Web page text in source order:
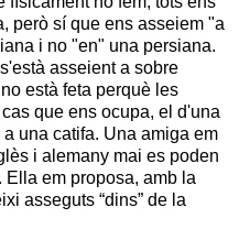
però sí que ens asseiem "a
i no "en" una persiana.
asseient a sobre
està feta perquè les
que ens ocupa, el d'una
una catifa. Una amiga em
i alemany mai es poden
em proposa, amb la
asseguts “dins” de la